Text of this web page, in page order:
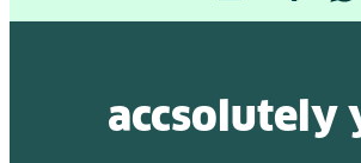
accsolutely